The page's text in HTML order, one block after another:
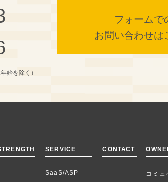
始を除く）
フォームで
お問い合わせは
SERVICE
SaaS/ASP
CONTACT
コミュ